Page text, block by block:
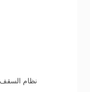
نظام السقف